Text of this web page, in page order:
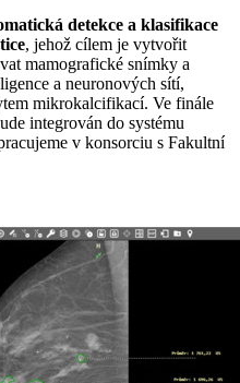
detekce a klasifikace
, jehož cílem je vytvořit
mamografické snímky a
a neuronových sítí,
mikrokalcifikací. Ve finále
integrován do systému
v konsorciu s Fakultní